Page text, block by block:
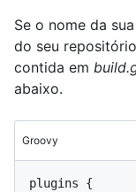
Se o nome da
do seu
contida em
abaixo.
Groovy
plugins {